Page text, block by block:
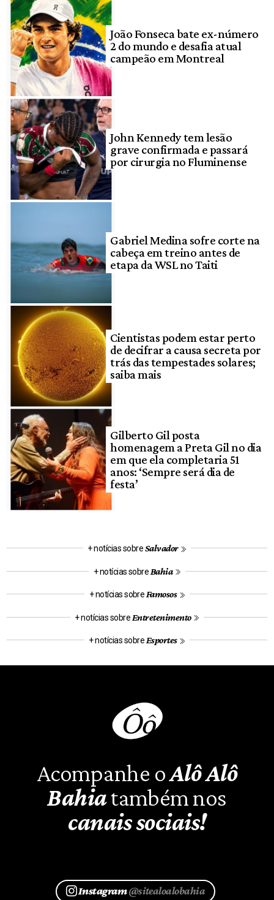
João Fonseca bate ex-número
2 do mundo e desafia atual
campeão em Montreal
John Kennedy tem lesão
grave confirmada e passará
por cirurgia no Fluminense
Gabriel Medina sofre corte na
cabeça em treino antes de
etapa da WSL no Taiti
Cientistas podem estar perto
de decifrar a causa secreta por
trás das tempestades solares;
saiba mais
Gilberto Gil posta
homenagem a Preta Gil no dia
em que ela completaria 51
anos: ‘Sempre será dia de
festa’
+ notícias sobreSalvador
+ notícias sobre Bahia
+ notícias sobre Famosos
+ notícias sobre Entretenimento
+ notícias sobre Esportes
Acompanhe oAlô Alô
Bahiatambém nos
canais sociais!
Instagram@sitealoalobahia